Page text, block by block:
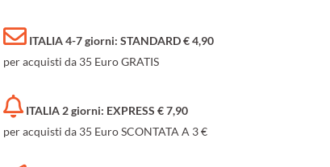
ITALIA 4-7 giorni: STANDARD € 4,90
per acquisti da 35 Euro GRATIS
ITALIA 2 giorni: EXPRESS € 7,90
per acquisti da 35 Euro SCONTATA A 3 €